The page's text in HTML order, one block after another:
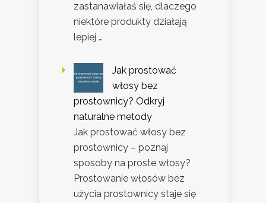
zastanawiałaś się, dlaczego
niektóre produkty działają
lepiej …
Jak prostować
włosy bez
prostownicy? Odkryj
naturalne metody
Jak prostować włosy bez
prostownicy – poznaj
sposoby na proste włosy?
Prostowanie włosów bez
użycia prostownicy staje się